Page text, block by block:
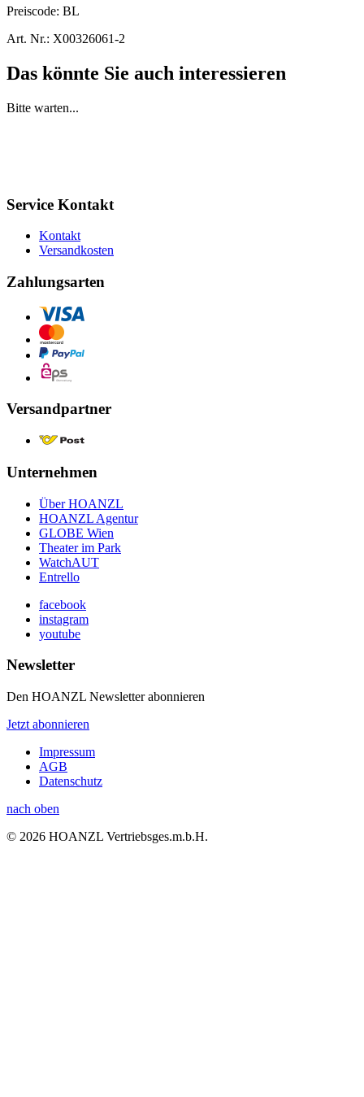
Preiscode: BL
Art. Nr.: X00326061-2
Das könnte Sie auch interessieren
Bitte warten...
Service Kontakt
Kontakt
Versandkosten
Zahlungsarten
Versandpartner
Unternehmen
Über HOANZL
HOANZL Agentur
GLOBE Wien
Theater im Park
WatchAUT
Entrello
facebook
instagram
youtube
Newsletter
Den HOANZL Newsletter abonnieren
Jetzt abonnieren
Impressum
AGB
Datenschutz
nach oben
© 2026 HOANZL Vertriebsges.m.b.H.